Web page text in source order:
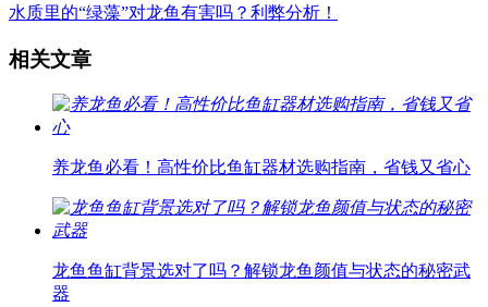
水质里的“绿藻”对龙鱼有害吗？利弊分析！
相关文章
养龙鱼必看！高性价比鱼缸器材选购指南，省钱又省心
龙鱼鱼缸背景选对了吗？解锁龙鱼颜值与状态的秘密武
器